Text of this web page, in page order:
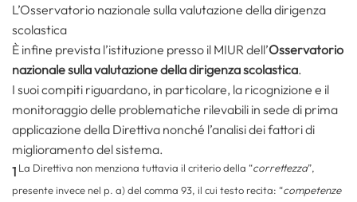
L’Osservatorio nazionale sulla valutazione della dirigenza
scolastica
È infine prevista l’istituzione presso il MIUR dell’Osservatorio
nazionale sulla valutazione della dirigenza scolastica.
I suoi compiti riguardano, in particolare, la ricognizione e il
monitoraggio delle problematiche rilevabili in sede di prima
applicazione della Direttiva nonché l’analisi dei fattori di
miglioramento del sistema.
1 La Direttiva non menziona tuttavia il criterio della “correttezza”,
presente invece nel p. a) del comma 93, il cui testo recita: “competenze